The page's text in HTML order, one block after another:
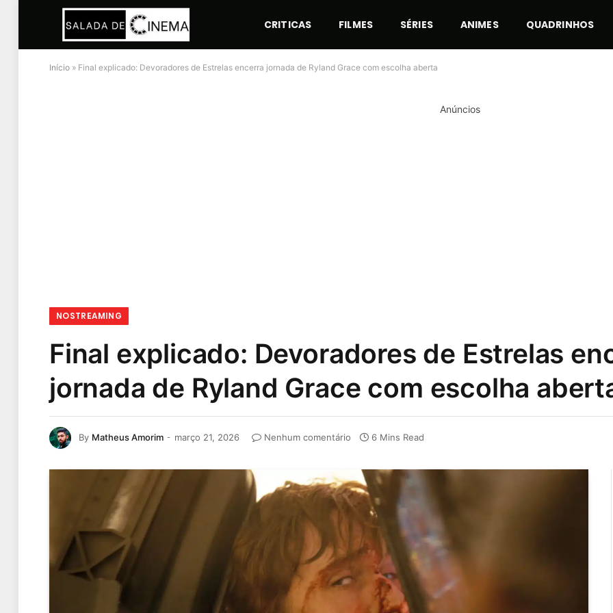
CRITICAS FILMES SÉRIES ANIMES QUADRINHOS
Início » Final explicado: Devoradores de Estrelas encerra jornada de Ryland Grace com escolha aberta
Anúncios
NOSTREAMING
Final explicado: Devoradores de Estrelas
jornada de Ryland Grace com escolha
By Matheus Amorim março 21, 2026 Nenhum comentário 6 Mins Read